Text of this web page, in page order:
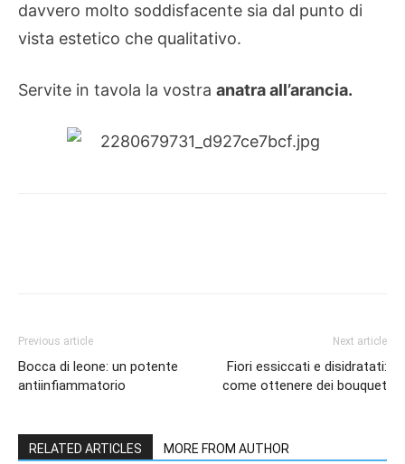
davvero molto soddisfacente sia dal punto di
vista estetico che qualitativo.
Servite in tavola la vostra anatra all’arancia.
Previous article
Bocca di leone: un potente
antiinfiammatorio
Next article
Fiori essiccati e disidratati:
come ottenere dei bouquet
RELATED ARTICLES MORE FROM AUTHOR